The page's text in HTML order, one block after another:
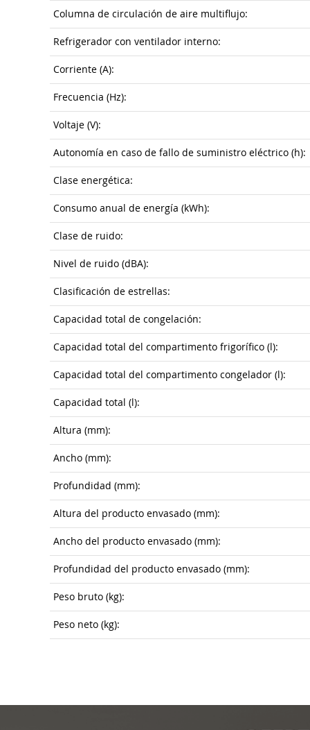
Columna de circulación de aire multiflujo:
Refrigerador con ventilador interno:
Corriente (A):
Frecuencia (Hz):
Voltaje (V):
Autonomía en caso de fallo de suministro eléctrico (h):
Clase energética:
Consumo anual de energía (kWh):
Clase de ruido:
Nivel de ruido (dBA):
Clasificación de estrellas:
Capacidad total de congelación:
Capacidad total del compartimento frigorífico (l):
Capacidad total del compartimento congelador (l):
Capacidad total (l):
Altura (mm):
Ancho (mm):
Profundidad (mm):
Altura del producto envasado (mm):
Ancho del producto envasado (mm):
Profundidad del producto envasado (mm):
Peso bruto (kg):
Peso neto (kg):